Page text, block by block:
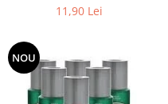
11,90 Lei
NOU